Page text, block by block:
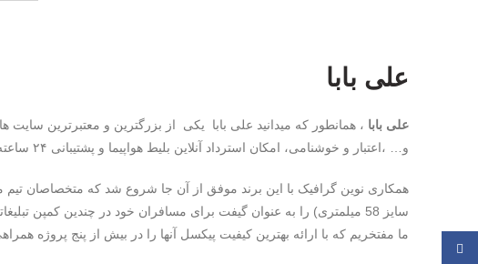
علی بابا
علی بابا ، همانطور که میدانید علی بابا یکی از بزرگترین و معتبرترین
و… ،‌اعتبار و خوشنامی، امکان استرداد آنلاین بلیط هواپیما و پشتیبانی ۲۴ ساعته در تمام روزهای هفته، رتبه یک فروش بلیط را از آن علی بابا کرده است.
همکاری نوین گرافیک با این برند موفق از آن جا شروع شد که متخصاصان تیم
سایز 58 میلمتری) را به عنوان گیفت برای مسافران خود در چندین کمپن تبلیغاتی انتخاب کرده اند.
ما مفتخریم که با ارائه بهترین کیفیت پیکسل آنها را در بیش از پنج پروژه
فیسبوک